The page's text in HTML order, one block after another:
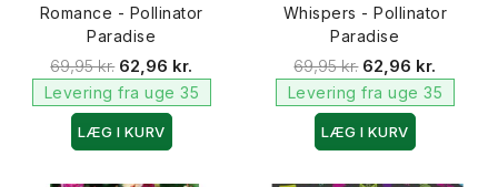
Romance - Pollinator
Paradise
69,95 kr. 62,96 kr.
Levering fra uge 35
LÆG I KURV
Whispers - Pollinator
Paradise
69,95 kr. 62,96 kr.
Levering fra uge 35
LÆG I KURV